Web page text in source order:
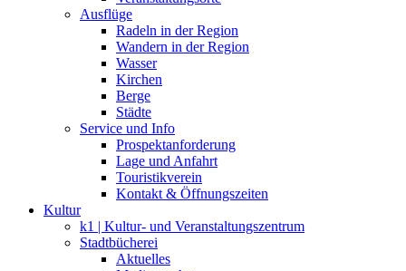
Ausflüge
Radeln in der Region
Wandern in der Region
Wasser
Kirchen
Berge
Städte
Service und Info
Prospektanforderung
Lage und Anfahrt
Touristikverein
Kontakt & Öffnungszeiten
Kultur
k1 | Kultur- und Veranstaltungszentrum
Stadtbücherei
Aktuelles